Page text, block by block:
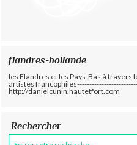
flandres-hollande
les Flandres et les Pays-Bas à travers
artistes
http://danielcunin.hautetfort.com
Rechercher